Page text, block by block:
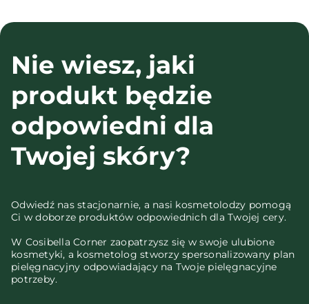
Nie wiesz, jaki
produkt będzie
odpowiedni dla
Twojej skóry?
Odwiedź nas stacjonarnie, a nasi kosmetolodzy pomogą
Ci w doborze produktów odpowiednich dla Twojej cery.
W Cosibella Corner zaopatrzysz się w swoje ulubione
kosmetyki, a kosmetolog stworzy spersonalizowany plan
pielęgnacyjny odpowiadający na Twoje pielęgnacyjne
potrzeby.